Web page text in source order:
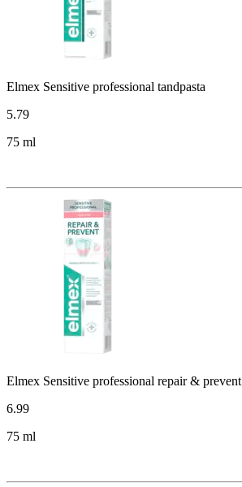
Elmex Sensitive professional tandpasta
5.79
75 ml
Elmex Sensitive professional repair & prevent
6.99
75 ml